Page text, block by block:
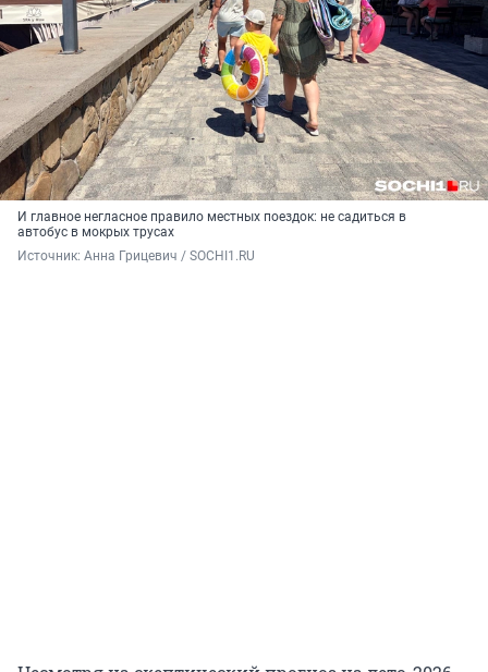
И главное негласное правило местных поездок: не садиться в
автобус в мокрых трусах
Источник: Анна Грицевич / SOCHI1.RU